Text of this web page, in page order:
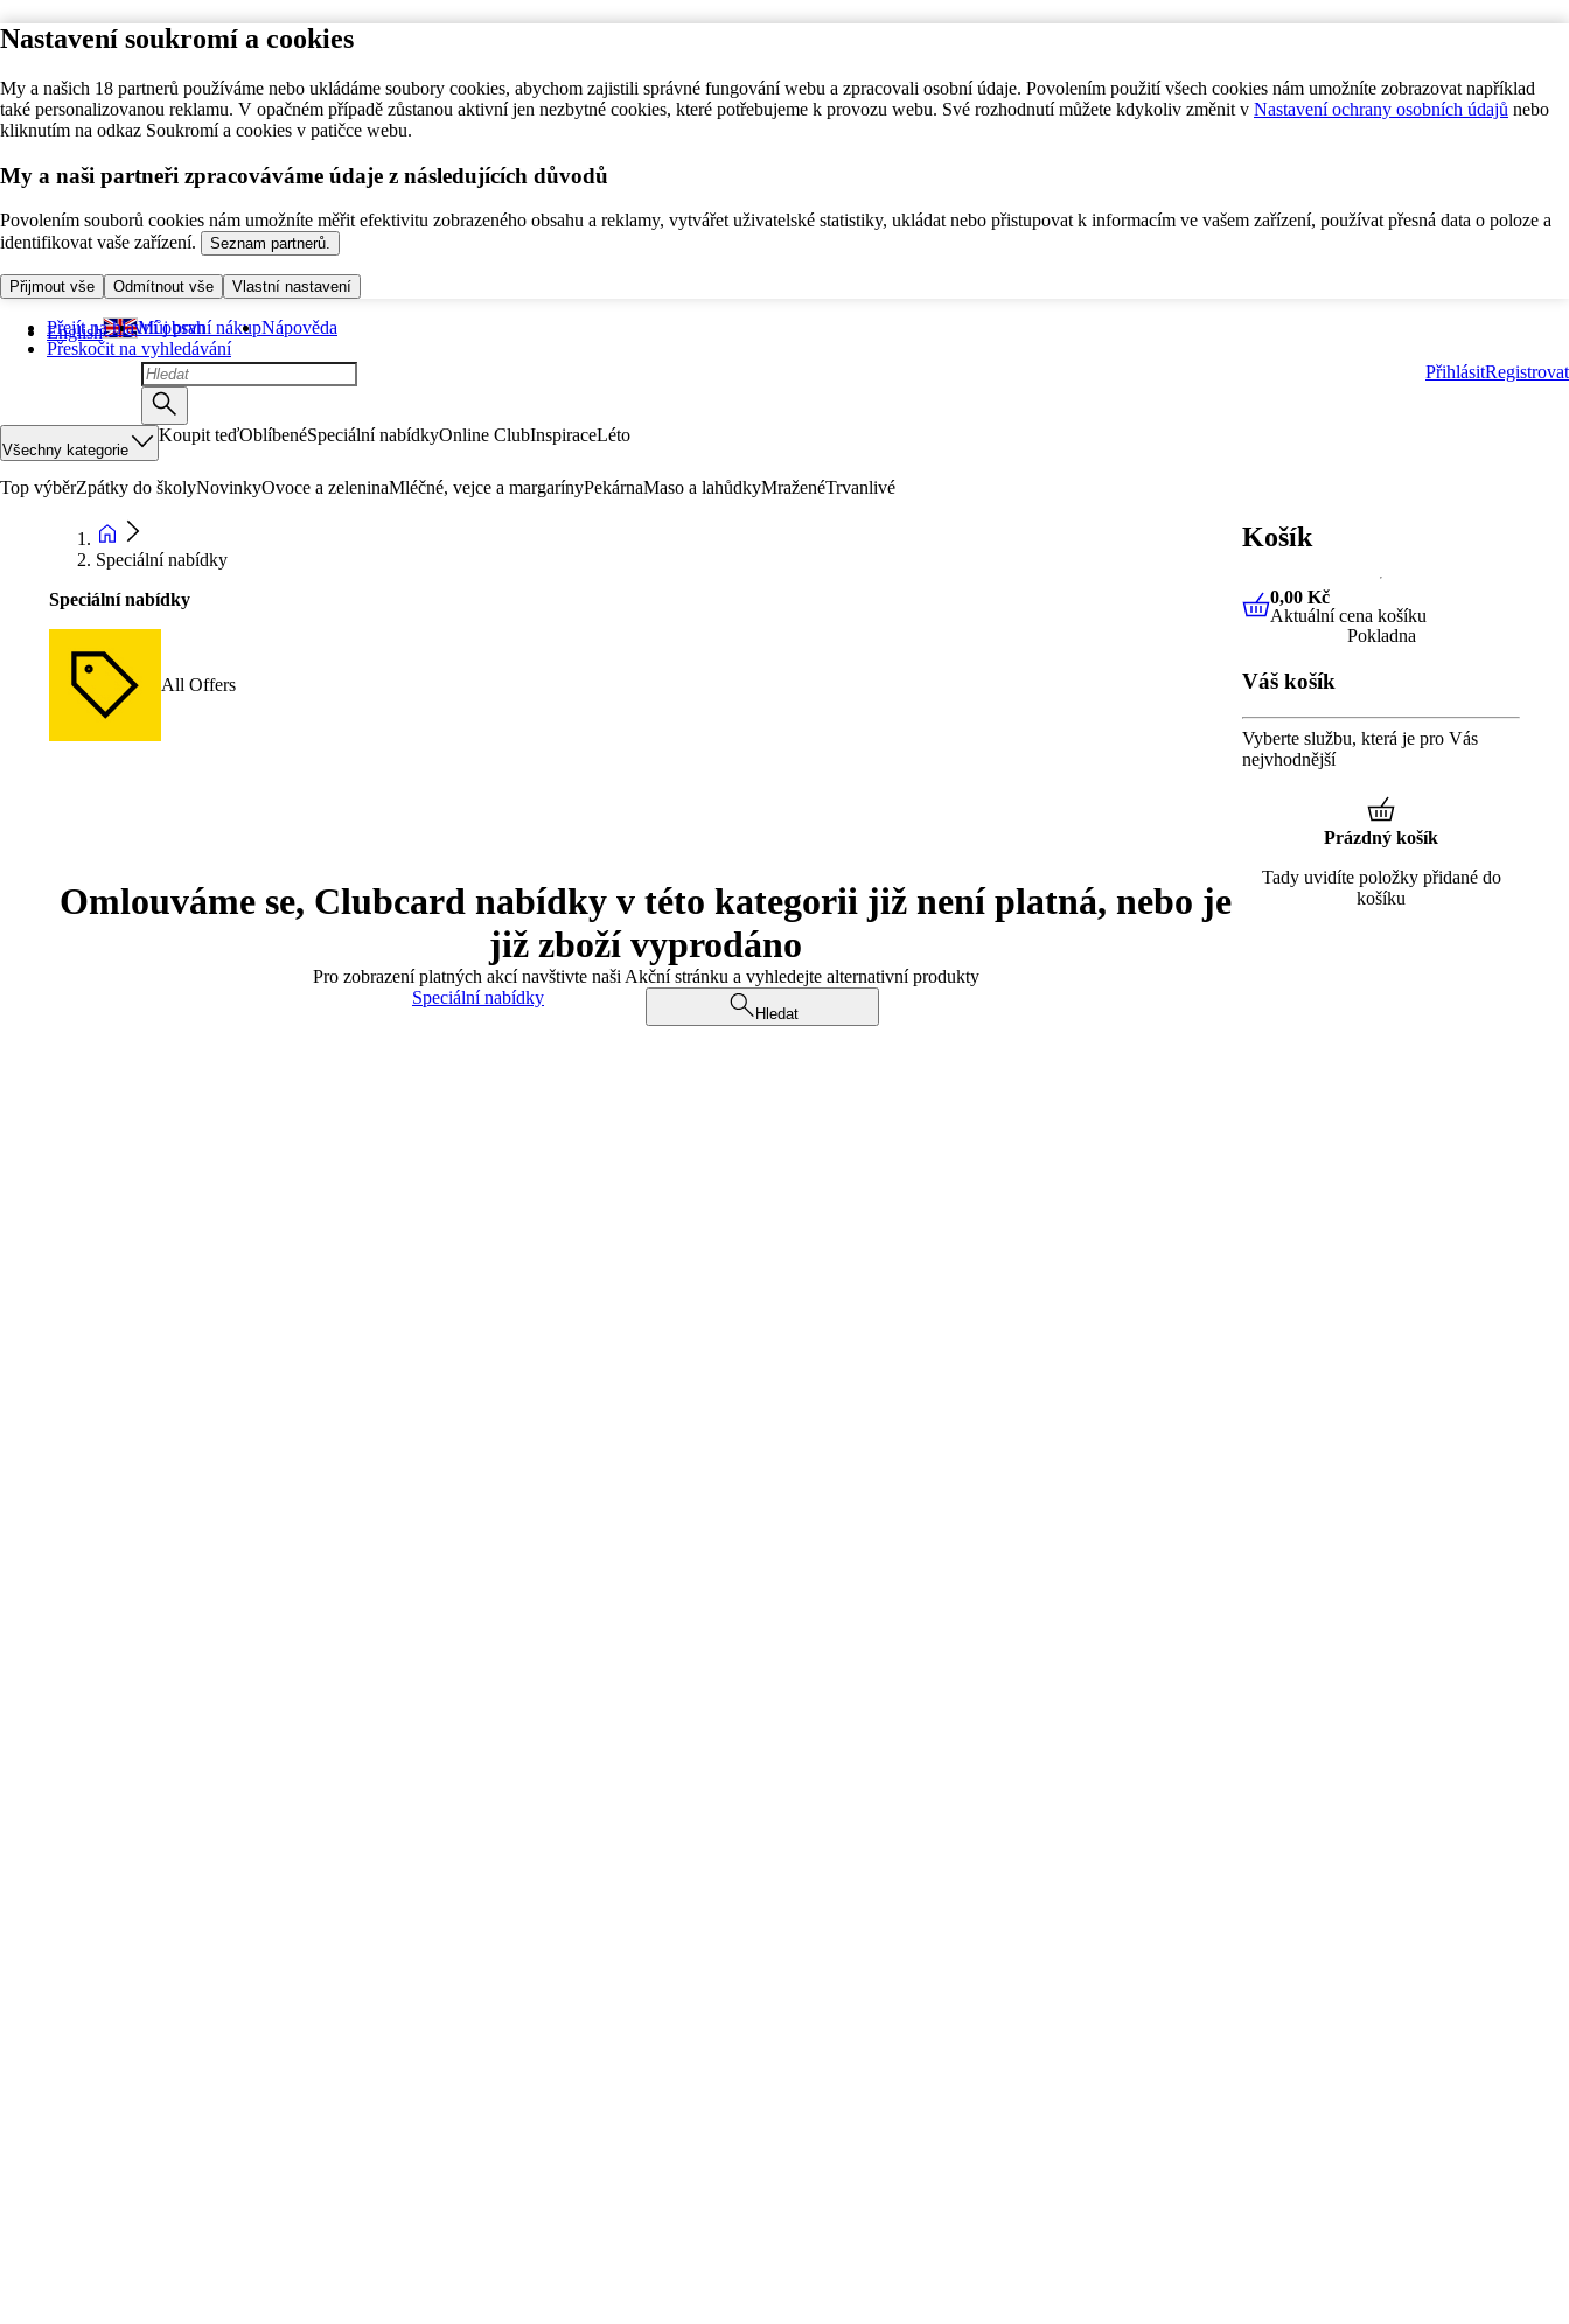
Nastavení soukromí a cookies
My a našich 18 partnerů používáme nebo ukládáme soubory cookies, abychom zajistili správné fungování webu a zpracovali osobní údaje. Povolením použití všech cookies nám umožníte zobrazovat například
také personalizovanou reklamu. V opačném případě zůstanou aktivní jen nezbytné cookies, které potřebujeme k provozu webu. Své rozhodnutí můžete kdykoliv změnit v Nastavení ochrany osobních údajů nebo
kliknutím na odkaz Soukromí a cookies v patičce webu.
My a naši partneři zpracováváme údaje z následujících důvodů
Povolením souborů cookies nám umožníte měřit efektivitu zobrazeného obsahu a reklamy, vytvářet uživatelské statistiky, ukládat nebo přistupovat k informacím ve vašem zařízení, používat přesná data o poloze a
identifikovat vaše zařízení.
Seznam partnerů.
Přijmout vše Odmítnout vše Vlastní nastavení
Přejít na hlavní obsah
Přeskočit na vyhledávání
English Můj první nákupNápověda
PřihlásitRegistrovat
Všechny kategorie
Koupit teďOblíbenéSpeciální nabídkyOnline ClubInspiraceLéto
Top výběrZpátky do školyNovinkyOvoce a zeleninaMléčné, vejce a margarínyPekárnaMaso a lahůdkyMraženéTrvanlivé
Speciální nabídky
Speciální nabídky
All Offers
Omlouváme se, Clubcard nabídky v této kategorii již není platná, nebo je
již zboží vyprodáno
Pro zobrazení platných akcí navštivte naši Akční stránku a vyhledejte alternativní produkty
Speciální nabídky
Hledat
Košík
0,00 KčAktuální cena košíku
0,00 Kč
Aktuální cena košíku
Pokladna
Váš košík
Vyberte službu, která je pro Vás
nejvhodnější
Prázdný košík
Tady uvidíte položky přidané do
košíku